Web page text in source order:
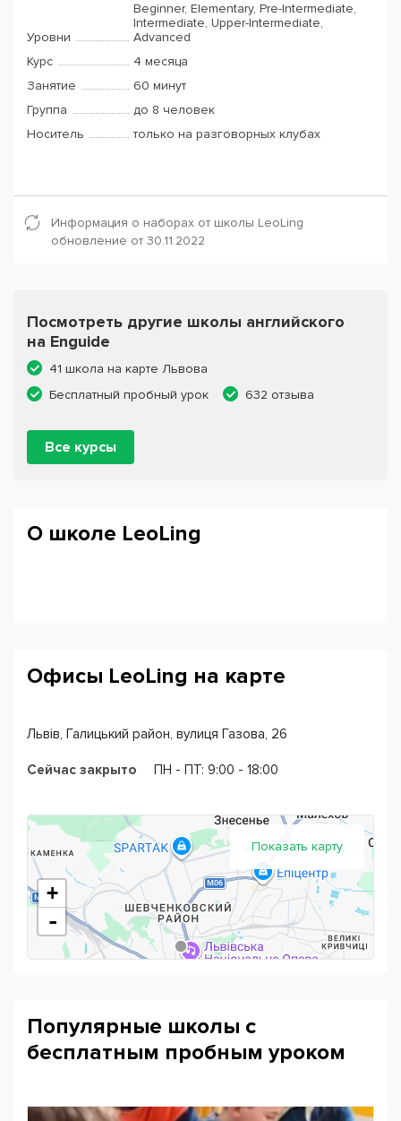
Уровни
Beginner, Elementary, Pre-Intermediate,
Intermediate, Upper-Intermediate,
Advanced
Курс
4 месяца
Занятие
60 минут
Группа
до 8 человек
Носитель
только на разговорных клубах
Информация о наборах от школы LeoLing
обновление от 30.11.2022
Посмотреть другие школы английского
на Enguide
41 школа на карте Львова
Бесплатный пробный урок
632 отзыва
Все курсы
О школе LeoLing
Офисы LeoLing на карте
Львів, Галицький район, вулиця Газова, 26
Сейчас закрыто ПН - ПТ: 9:00 - 18:00
Показать карту
+
-
Популярные школы с
бесплатным пробным уроком